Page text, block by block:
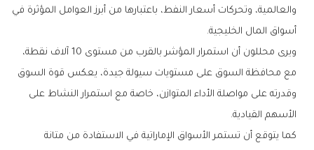
‬أسواق‭ ‬المال‭ ‬الخليجية‭.‬
‬الأسهم‭ ‬القيادية‭.‬